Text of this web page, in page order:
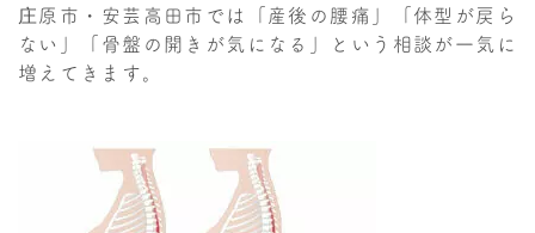
庄原市・安芸高田市では「産後の腰痛」「体型が戻ら
ない」「骨盤の開きが気になる」という相談が一気に
増えてきます。